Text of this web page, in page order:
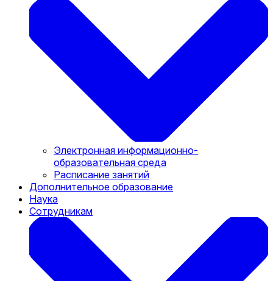
Электронная информационно-
образовательная среда
Расписание занятий
Дополнительное образование
Наука
Сотрудникам